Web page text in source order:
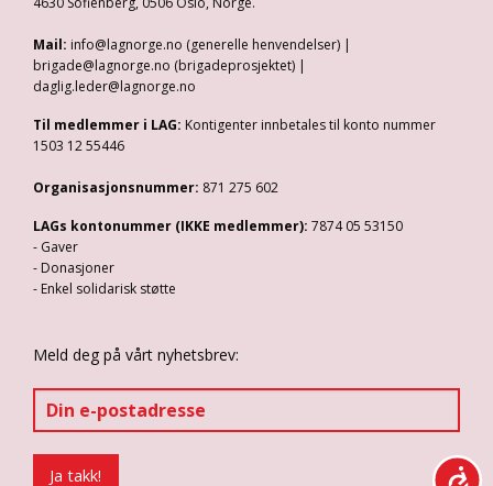
Mail: info@lagnorge.no (generelle henvendelser) |
brigade@lagnorge.no (brigadeprosjektet) |
daglig.leder@lagnorge.no
Til medlemmer i LAG: Kontigenter innbetales til konto nummer
1503 12 55446
Organisasjonsnummer: 871 275 602
LAGs kontonummer (IKKE medlemmer): 7874 05 53150
- Gaver
- Donasjoner
- Enkel solidarisk støtte
Meld deg på vårt nyhetsbrev: